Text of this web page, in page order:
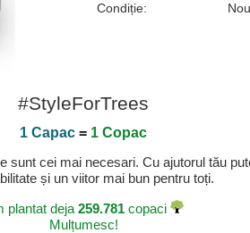
Condiție:
#StyleForTrees
1 Capac = 1 Copac
sunt cei mai necesari. Cu ajutorul tău
și un viitor mai bun pentru toți.
plantat deja 259.781copaci
Mulțumesc!